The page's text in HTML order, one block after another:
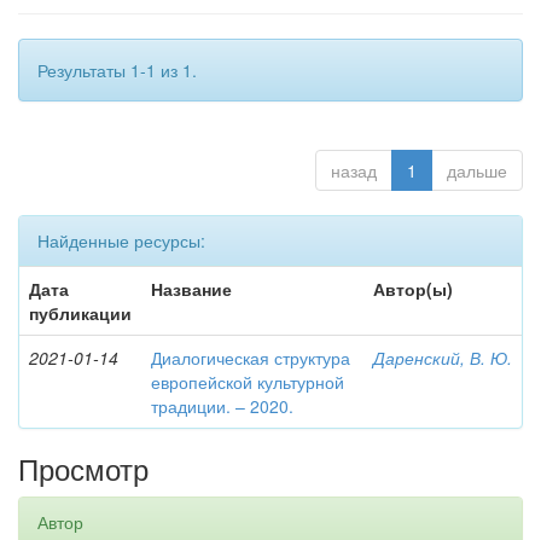
Результаты 1-1 из 1.
назад 1 дальше
Найденные ресурсы:
Дата
публикации
Название Автор(ы)
2021-01-14
Диалогическая структура
европейской культурной
традиции. – 2020.
Даренский, В. Ю.
Просмотр
Автор